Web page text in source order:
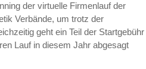
der virtuelle Firmenlauf der
Verbände, um trotz der
geht ein Teil der Startgebühr
Lauf in diesem Jahr abgesagt